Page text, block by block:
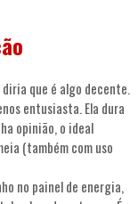
que é algo decente.
entusiasta. Ela dura
opinião, o ideal
(também com uso
no painel de energia,